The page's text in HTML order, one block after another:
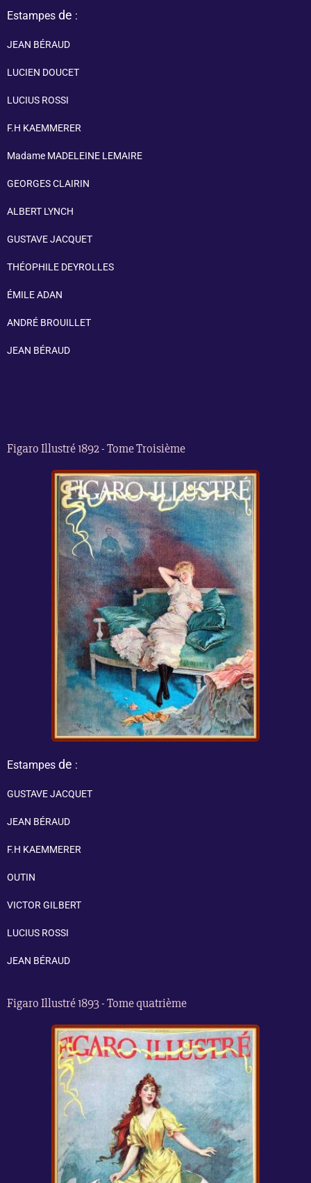
Estampes de :
JEAN BÉRAUD
LUCIEN DOUCET
LUCIUS ROSSI
F.H KAEMMERER
Madame MADELEINE LEMAIRE
GEORGES CLAIRIN
ALBERT LYNCH
GUSTAVE JACQUET
THÉOPHILE DEYROLLES
ÉMILE ADAN
ANDRÉ BROUILLET
JEAN BÉRAUD
Figaro Illustré 1892 - Tome Troisième
Estampes de :
GUSTAVE JACQUET
JEAN BÉRAUD
F.H KAEMMERER
OUTIN
VICTOR GILBERT
LUCIUS ROSSI
JEAN BÉRAUD
Figaro Illustré 1893 - Tome quatrième